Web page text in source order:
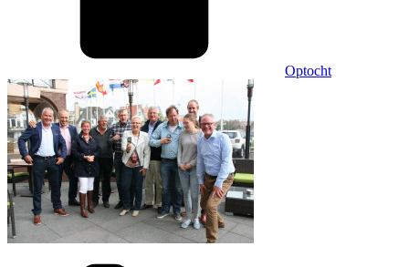
Optocht